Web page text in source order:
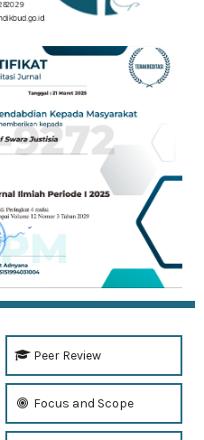
Peer Review
Focus and Scope